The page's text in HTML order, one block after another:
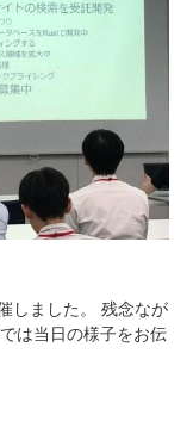
しました。 残念なが
は当日の様子をお伝